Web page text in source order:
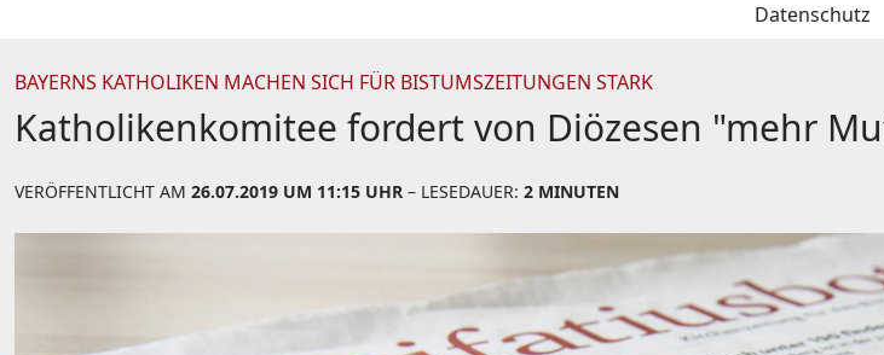
Datenschutz
BAYERNS KATHOLIKEN MACHEN SICH FÜR BISTUMSZEITUNGEN STARK
Katholikenkomitee fordert von Diözesen "mehr
VERÖFFENTLICHT AM 26.07.2019 UM 11:15 UHR – LESEDAUER: 2 MINUTEN